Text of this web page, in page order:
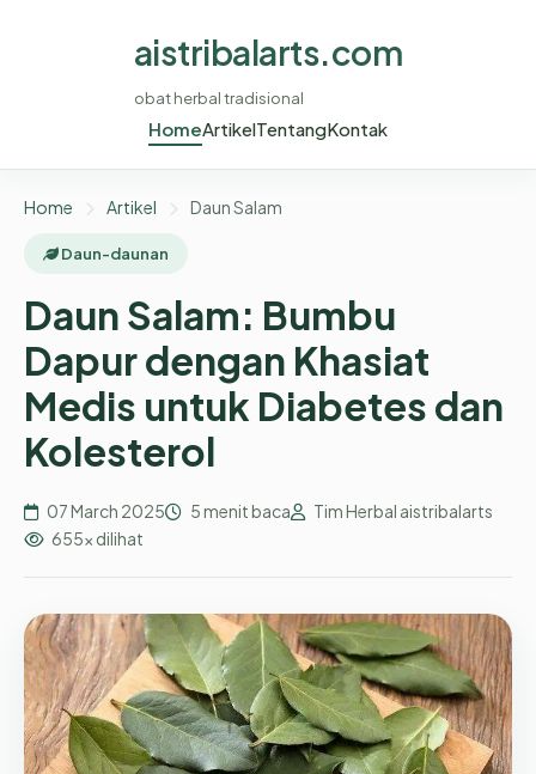
aistribalarts.com
obat herbal tradisional
HomeArtikelTentangKontak
Home Artikel Daun Salam
Daun-daunan
Daun Salam: Bumbu
Dapur dengan Khasiat
Medis untuk Diabetes dan
Kolesterol
07 March 2025 5 menit baca
Tim Herbal aistribalarts
655x dilihat